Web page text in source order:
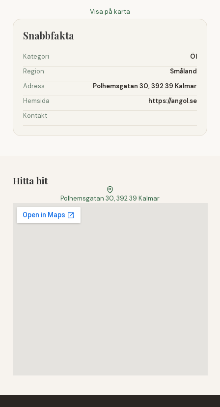
Visa på karta
Snabbfakta
Kategori
Öl
Region
Småland
Adress
Polhemsgatan 30, 392 39 Kalmar
Hemsida
https://angol.se
Kontakt
Hitta hit
Polhemsgatan 30, 392 39 Kalmar